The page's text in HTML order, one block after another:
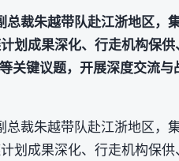
总裁朱越带队赴江浙地区，
划成果深化、行走机构保
关键议题，开展深度交流
总裁朱越带队赴江浙地区，
划成果深化、行走机构保